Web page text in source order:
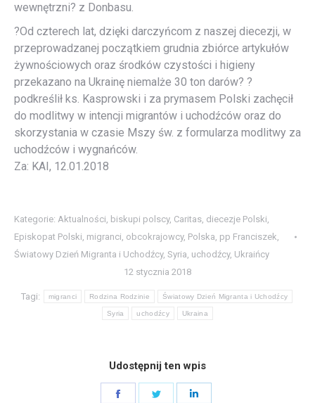
wewnętrzni? z Donbasu.
?Od czterech lat, dzięki darczyńcom z naszej diecezji, w
przeprowadzanej początkiem grudnia zbiórce artykułów
żywnościowych oraz środków czystości i higieny
przekazano na Ukrainę niemalże 30 ton darów? ?
podkreślił ks. Kasprowski i za prymasem Polski zachęcił
do modlitwy w intencji migrantów i uchodźców oraz do
skorzystania w czasie Mszy św. z formularza modlitwy za
uchodźców i wygnańców.
Za: KAI, 12.01.2018
Kategorie: Aktualności, biskupi polscy, Caritas, diecezje Polski,
Episkopat Polski, migranci, obcokrajowcy, Polska, pp Franciszek,
Światowy Dzień Migranta i Uchodźcy, Syria, uchodźcy, Ukraińcy
12 stycznia 2018
Tagi: migranci Rodzina Rodzinie Światowy Dzień Migranta i Uchodźcy
Syria uchodźcy Ukraina
Udostępnij ten wpis